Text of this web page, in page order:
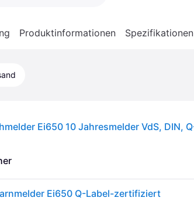
Produktinformationen Spezifikationen
Ei650 Q-Label-zertifiziert